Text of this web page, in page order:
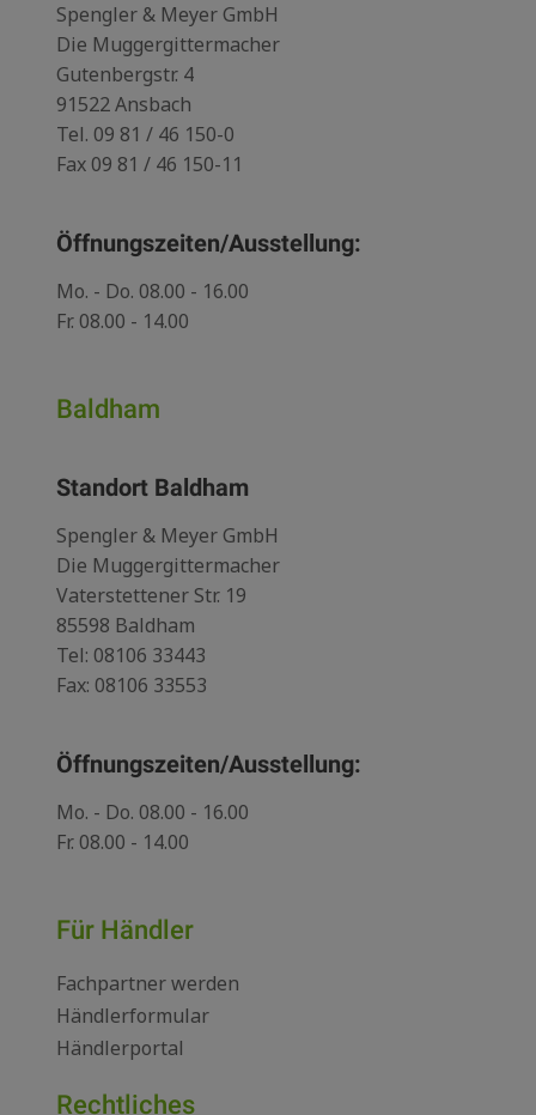
Spengler & Meyer GmbH
Die Muggergittermacher
Gutenbergstr. 4
91522 Ansbach
Tel. 09 81 / 46 150-0
Fax 09 81 / 46 150-11
Öffnungszeiten/Ausstellung:
Mo. - Do. 08.00 - 16.00
Fr. 08.00 - 14.00
Baldham
Standort Baldham
Spengler & Meyer GmbH
Die Muggergittermacher
Vaterstettener Str. 19
85598 Baldham
Tel: 08106 33443
Fax: 08106 33553
Öffnungszeiten/Ausstellung:
Mo. - Do. 08.00 - 16.00
Fr. 08.00 - 14.00
Für Händler
Fachpartner werden
Händlerformular
Händlerportal
Rechtliches